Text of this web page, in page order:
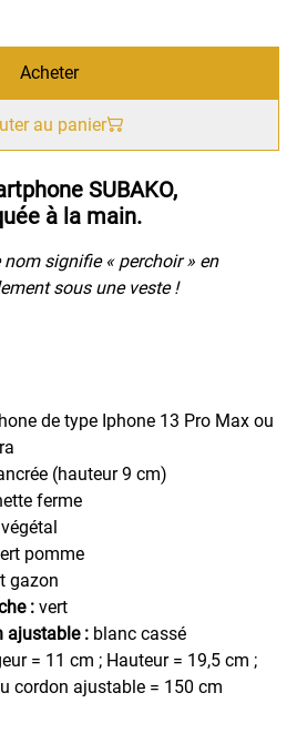
Acheter
au panier
SUBAKO,
à la main.
signifie « perchoir » en
sous une veste !
de type Iphone 13 Pro Max ou
(hauteur 9 cm)
ferme
végétal
pomme
gazon
: vert
ajustable : blanc cassé
= 11 cm ; Hauteur = 19,5 cm ;
cordon ajustable = 150 cm